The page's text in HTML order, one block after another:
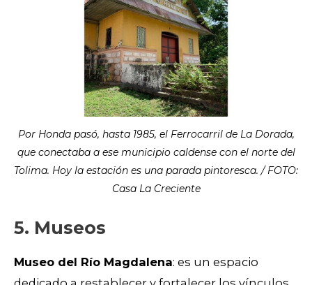
Por Honda pasó, hasta 1985, el Ferrocarril de La Dorada,
que conectaba a ese municipio caldense con el norte del
Tolima. Hoy la estación es una parada pintoresca. / FOTO:
Casa La Creciente
5. Museos
Museo del Río Magdalena: es un espacio